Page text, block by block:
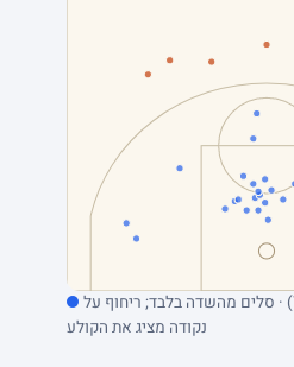
שלוש (7) · סלים מהשדה בלבד; ריחוף על
נקודה מציג את הקולע